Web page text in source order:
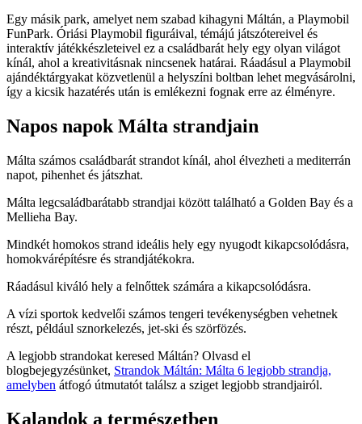
Egy másik park, amelyet nem szabad kihagyni Máltán, a Playmobil
FunPark. Óriási Playmobil figuráival, témájú játszótereivel és
interaktív játékkészleteivel ez a családbarát hely egy olyan világot
kínál, ahol a kreativitásnak nincsenek határai. Ráadásul a Playmobil
ajándéktárgyakat közvetlenül a helyszíni boltban lehet megvásárolni,
így a kicsik hazatérés után is emlékezni fognak erre az élményre.
Napos napok Málta strandjain
Málta számos családbarát strandot kínál, ahol élvezheti a mediterrán
napot, pihenhet és játszhat.
Málta legcsaládbarátabb strandjai között található a Golden Bay és a
Mellieha Bay.
Mindkét homokos strand ideális hely egy nyugodt kikapcsolódásra,
homokvárépítésre és strandjátékokra.
Ráadásul kiváló hely a felnőttek számára a kikapcsolódásra.
A vízi sportok kedvelői számos tengeri tevékenységben vehetnek
részt, például sznorkelezés, jet-ski és szörfözés.
A legjobb strandokat keresed Máltán? Olvasd el
blogbejegyzésünket, Strandok Máltán: Málta 6 legjobb strandja,
amelyben átfogó útmutatót találsz a sziget legjobb strandjairól.
Kalandok a természetben